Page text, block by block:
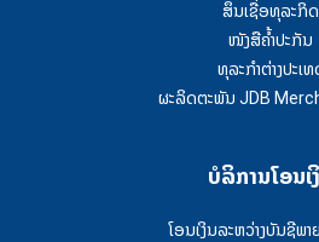
ສຶນເຊື່ອທຸລະກິດ
ໜັງສືຄໍ້າປະກັນ
ທຸລະກຳຕ່າງປະເທ
ຜະລິດຕະພັນ JDB
ບໍລິການໂອນເ
ໂອນເງິນລະຫວ່າງບັນຊີພ